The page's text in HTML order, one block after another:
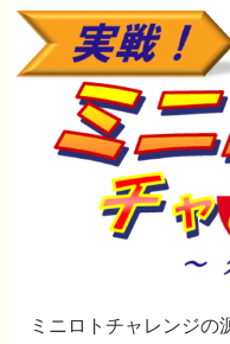
ミニロトチャレンジの